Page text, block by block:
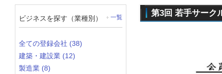
第3回 若手サーク
ビジネスを探す（業種別） 一覧
全ての登録会社 (38)
建築・建設業 (12)
製造業 (8)